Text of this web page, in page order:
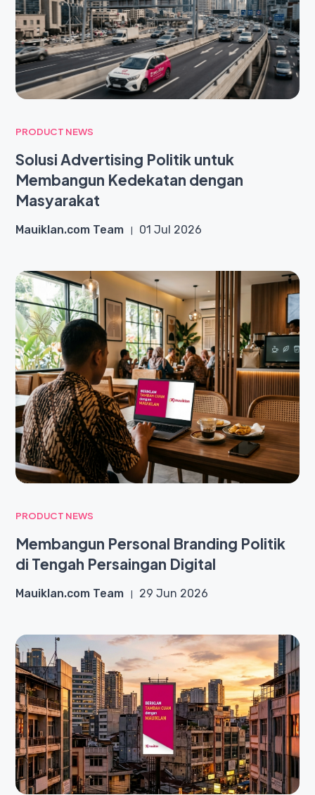
PRODUCT NEWS
Solusi Advertising Politik untuk
Membangun Kedekatan dengan
Masyarakat
Mauiklan.com Team 01 Jul 2026
PRODUCT NEWS
Membangun Personal Branding Politik
di Tengah Persaingan Digital
Mauiklan.com Team 29 Jun 2026